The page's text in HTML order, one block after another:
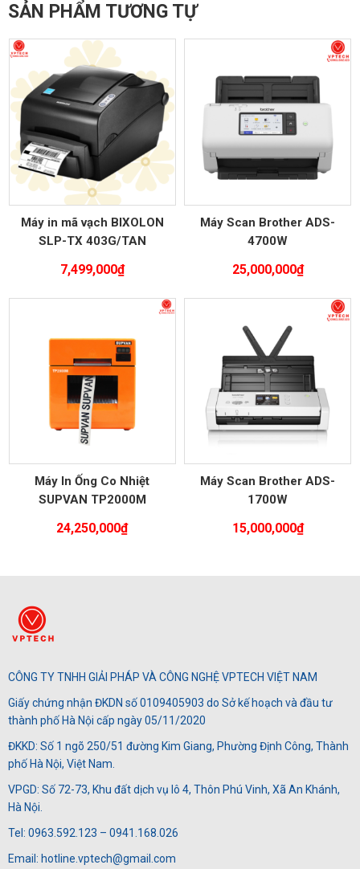
SẢN PHẨM TƯƠNG TỰ
Máy in mã vạch BIXOLON
SLP-TX 403G/TAN
7,499,000₫
Máy Scan Brother ADS-
4700W
25,000,000₫
Máy In Ống Co Nhiệt
SUPVAN TP2000M
24,250,000₫
Máy Scan Brother ADS-
1700W
15,000,000₫
CÔNG TY TNHH GIẢI PHÁP VÀ CÔNG NGHỆ VPTECH VIỆT NAM
Giấy chứng nhận ĐKDN số 0109405903 do Sở kế hoạch và đầu tư
thành phố Hà Nội cấp ngày 05/11/2020
ĐKKD: Số 1 ngõ 250/51 đường Kim Giang, Phường Định Công, Thành
phố Hà Nội, Việt Nam.
VPGD: Số 72-73, Khu đất dịch vụ lô 4, Thôn Phú Vinh, Xã An Khánh,
Hà Nội.
Tel: 0963.592.123 – 0941.168.026
Email: hotline.vptech@gmail.com